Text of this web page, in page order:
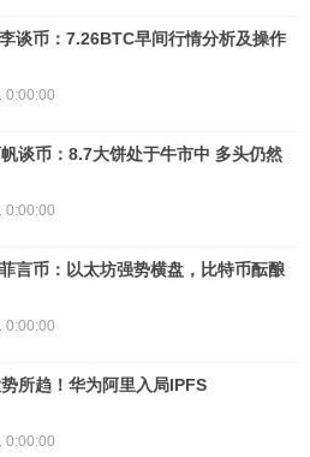
谈币：7.26BTC早间行情分析及操作
0:00:00
谈币：8.7大饼处于牛市中 多头仍然
0:00:00
言币：以太坊强势横盘，比特币酝酿
0:00:00
所趋！华为阿里入局IPFS
0:00:00